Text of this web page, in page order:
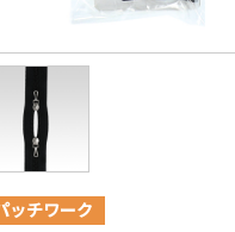
ッチワーク